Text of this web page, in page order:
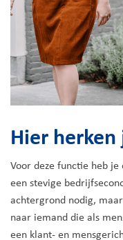
Hier
Voor deze functie heb
een stevige
achtergrond nodig,
naar iemand die als
een klant- en